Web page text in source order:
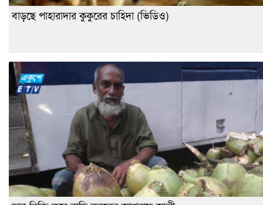
বাড়ছে পাহারাদার কুকুরের চাহিদা (ভিডিও)